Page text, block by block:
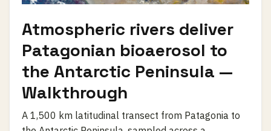
Atmospheric rivers deliver
Patagonian bioaerosol to
the Antarctic Peninsula —
Walkthrough
A 1,500 km latitudinal transect from Patagonia to